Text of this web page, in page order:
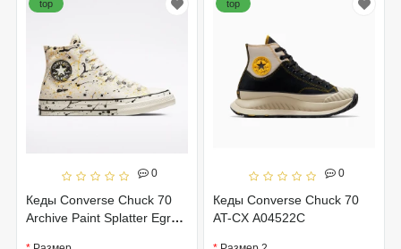
0
Кеды Converse Chuck 70
Archive Paint Splatter Egret
top
0
Кеды Converse Chuck 70
AT-CX A04522C
top